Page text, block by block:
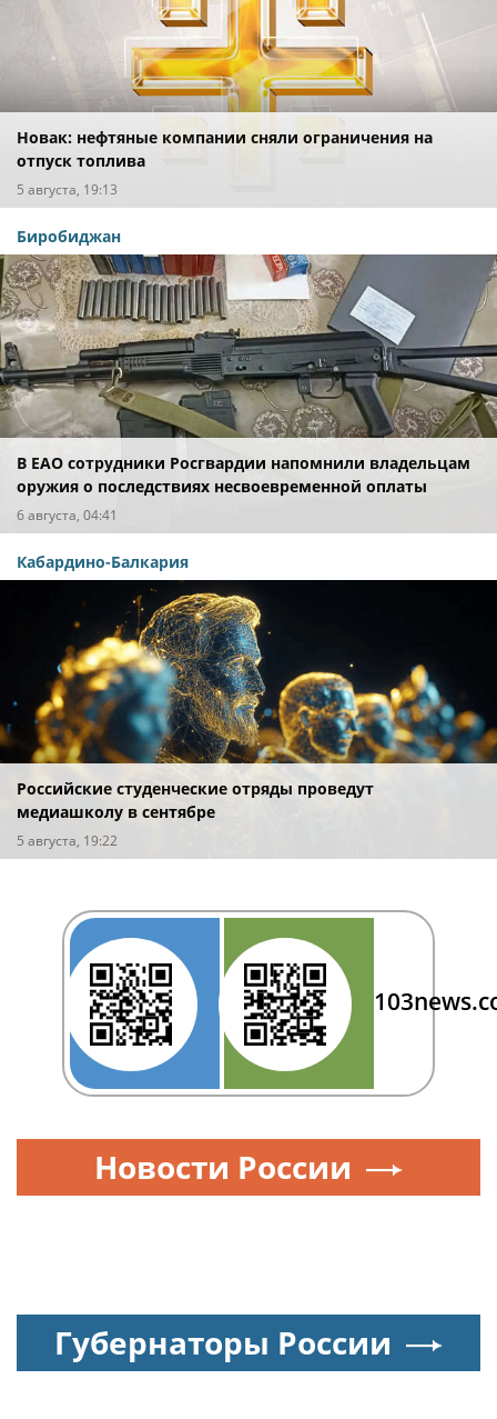
Новак: нефтяные компании сняли ограничения на
отпуск топлива
5 августа, 19:13
Биробиджан
В ЕАО сотрудники Росгвардии напомнили владельцам
оружия о последствиях несвоевременной оплаты
штрафов
6 августа, 04:41
Кабардино-Балкария
Российские студенческие отряды проведут
медиашколу в сентябре
5 августа, 19:22
Новости России
Губернаторы России